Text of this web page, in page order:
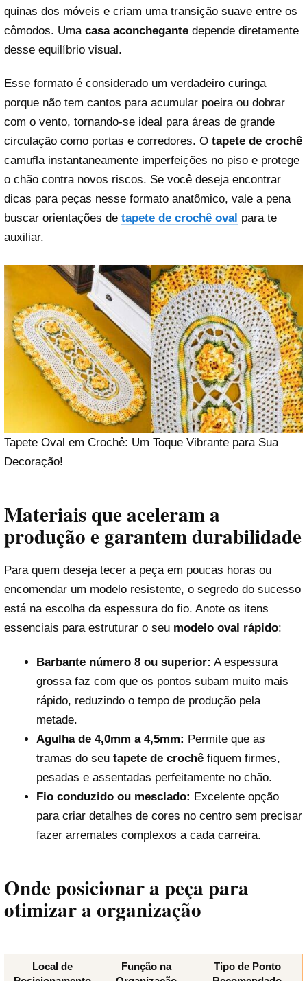
quinas dos móveis e criam uma transição suave entre os
cômodos. Uma casa aconchegante depende diretamente
desse equilíbrio visual.
Esse formato é considerado um verdadeiro curinga
porque não tem cantos para acumular poeira ou dobrar
com o vento, tornando-se ideal para áreas de grande
circulação como portas e corredores. O tapete de crochê
camufla instantaneamente imperfeições no piso e protege
o chão contra novos riscos. Se você deseja encontrar
dicas para peças nesse formato anatômico, vale a pena
buscar orientações de tapete de crochê oval para te
auxiliar.
Tapete Oval em Crochê: Um Toque Vibrante para Sua
Decoração!
Materiais que aceleram a
produção e garantem durabilidade
Para quem deseja tecer a peça em poucas horas ou
encomendar um modelo resistente, o segredo do sucesso
está na escolha da espessura do fio. Anote os itens
essenciais para estruturar o seu modelo oval rápido:
Barbante número 8 ou superior: A espessura
grossa faz com que os pontos subam muito mais
rápido, reduzindo o tempo de produção pela
metade.
Agulha de 4,0mm a 4,5mm: Permite que as
tramas do seu tapete de crochêfiquem firmes,
pesadas e assentadas perfeitamente no chão.
Fio conduzido ou mesclado: Excelente opção
para criar detalhes de cores no centro sem precisar
fazer arremates complexos a cada carreira.
Onde posicionar a peça para
otimizar a organização
Local de
Função na
Tipo de Ponto